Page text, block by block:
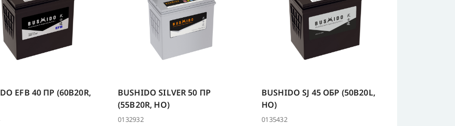
EFB 40 ПР (60B20R,
BUSHIDO SILVER 50 ПР
(55B20R, HO)
0132932
BUSHIDO SJ 45 ОБР (50B20L,
HO)
0135432